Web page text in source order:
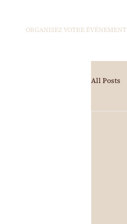
ORGANISEZ VOTRE ÉVÉNEMENT
All Posts